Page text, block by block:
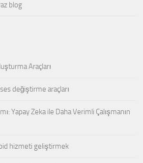
blog
Araçları
değiştirme araçları
Yapay Zeka ile Daha Verimli Çalışmanın
hizmeti geliştirmek